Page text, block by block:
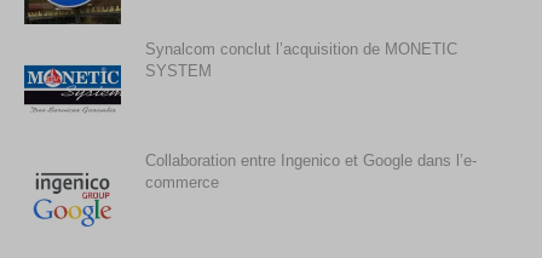
Synalcom conclut l’acquisition de MONETIC
SYSTEM
Collaboration entre Ingenico et Google dans l’e-
commerce